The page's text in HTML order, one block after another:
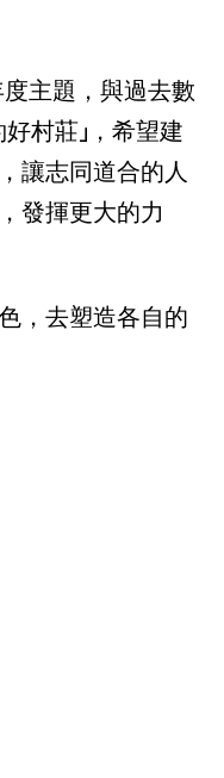
度主題，與過去數
村莊」，希望建
讓志同道合的人
發揮更大的力
，去塑造各自的